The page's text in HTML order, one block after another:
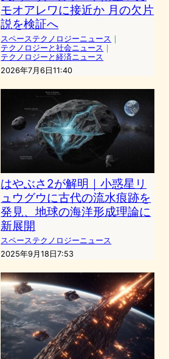
モオアレワに接近か 月の欠片
説を検証へ
スペーステクノロジーニュース ｜
テクノロジーと社会ニュース ｜
テクノロジーと経済ニュース
2026年7月6日11:40
はやぶさ2が解明｜小惑星リ
ュウグウに古代の流水痕跡を
発見、地球の海洋形成理論に
新展開
スペーステクノロジーニュース
2025年9月18日7:53